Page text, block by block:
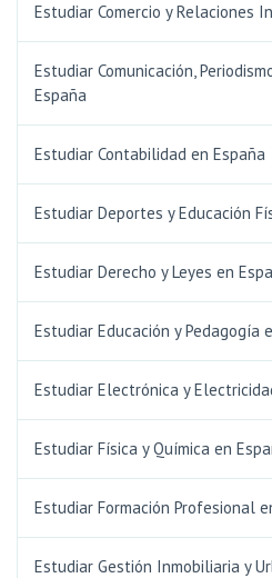
Estudiar Comercio y Relaciones
Estudiar Comunicación,
España
Estudiar Contabilidad en España
Estudiar Deportes y Educación
Estudiar Derecho y Leyes en
Estudiar Educación y Pedagogía
Estudiar Electrónica y
Estudiar Física y Química en
Estudiar Formación Profesional
Estudiar Gestión Inmobiliaria y